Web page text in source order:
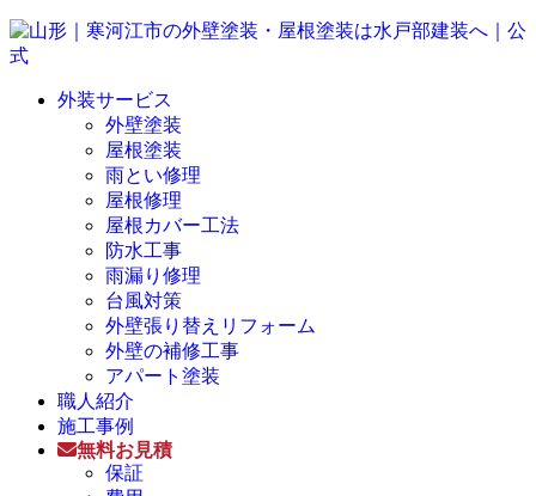
外装サービス
外壁塗装
屋根塗装
雨とい修理
屋根修理
屋根カバー工法
防水工事
雨漏り修理
台風対策
外壁張り替えリフォーム
外壁の補修工事
アパート塗装
職人紹介
施工事例
無料お見積
保証